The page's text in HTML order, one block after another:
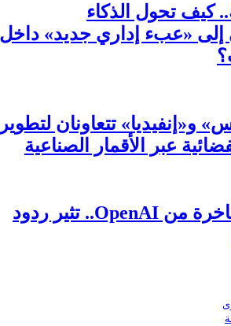
كيف تحول الذكاء
إلى «عبء إداري جديد» داخل
و«إنفيديا» تتعاونان لتطوير
عبر الأقمار الصناعية
أول رحلة فاخرة من OpenAI.. تثير ردود